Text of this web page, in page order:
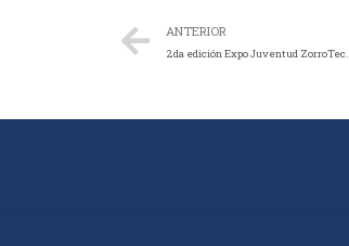
ANTERIOR
2da edición Expo Juventud ZorroTec.